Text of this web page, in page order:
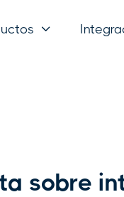

sobre